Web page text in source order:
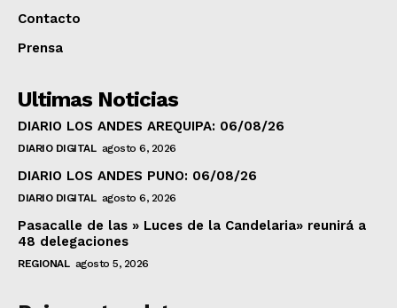
Contacto
Prensa
Ultimas Noticias
DIARIO LOS ANDES AREQUIPA: 06/08/26
DIARIO DIGITAL agosto 6, 2026
DIARIO LOS ANDES PUNO: 06/08/26
DIARIO DIGITAL agosto 6, 2026
Pasacalle de las » Luces de la Candelaria» reunirá a
48 delegaciones
REGIONAL agosto 5, 2026